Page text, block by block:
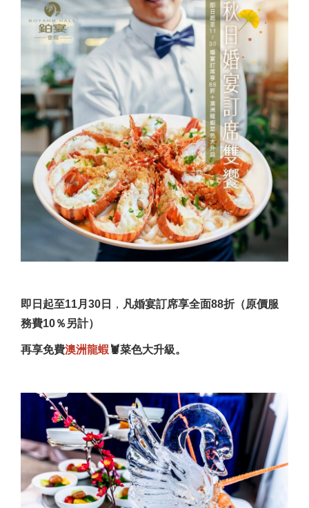
即日起至11月30日 ， 凡婚宴訂席享全面88折（原價服
務費10％另計）
再享免費澳洲龍蝦 🦞菜色大升級。